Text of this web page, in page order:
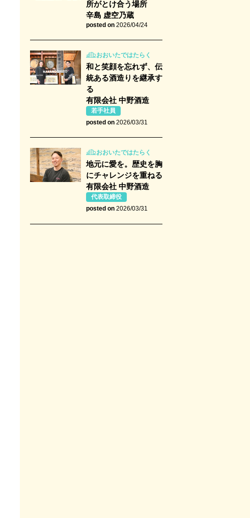
所がとけ合う場所
辛島 虚空乃蔵
posted on 2026/04/24
おおいたではたらく
和と笑顔を忘れず、伝
統ある酒造りを継承す
る
有限会社 中野酒造
若手社員
posted on 2026/03/31
おおいたではたらく
地元に愛を。歴史を胸
にチャレンジを重ねる
有限会社 中野酒造
代表取締役
posted on 2026/03/31